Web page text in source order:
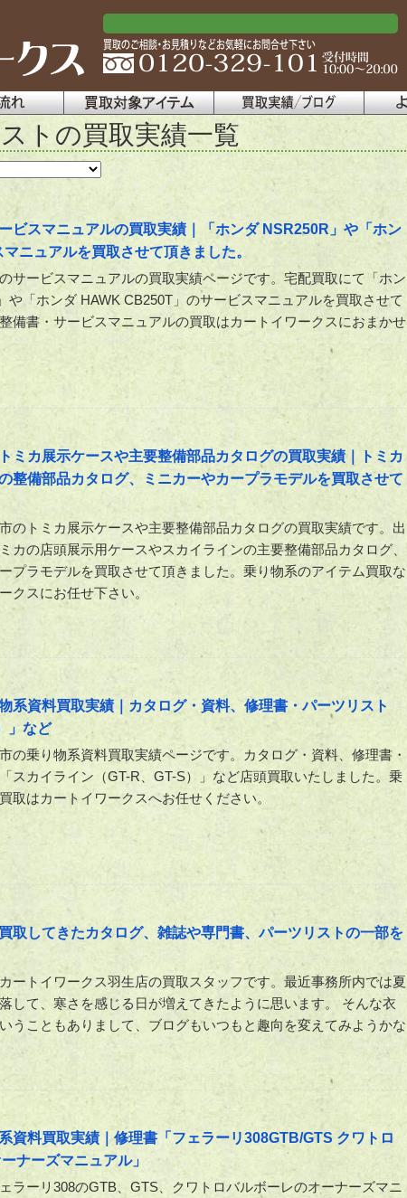
トの買取実績一覧
ビスマニュアルの買取実績｜「ホンダ NSR250R」や「ホン
ニュアルを買取させて頂きました。
サービスマニュアルの買取実績ページです。宅配買取にて「ホン
や「ホンダ HAWK CB250T」のサービスマニュアルを買取させて
備書・サービスマニュアルの買取はカートイワークスにおまかせ
ミカ展示ケースや主要整備部品カタログの買取実績｜トミカ
整備部品カタログ、ミニカーやカープラモデルを買取させて
のトミカ展示ケースや主要整備部品カタログの買取実績です。出
カの店頭展示用ケースやスカイラインの主要整備部品カタログ、
プラモデルを買取させて頂きました。乗り物系のアイテム買取な
クスにお任せ下さい。
系資料買取実績｜カタログ・資料、修理書・パーツリスト
」など
の乗り物系資料買取実績ページです。カタログ・資料、修理書・
スカイライン（GT-R、GT-S）」など店頭買取いたしました。乗
取はカートイワークスへお任せください。
取してきたカタログ、雑誌や専門書、パーツリストの一部を
ートイワークス羽生店の買取スタッフです。最近事務所内では夏
して、寒さを感じる日が増えてきたように思います。 そんな衣
うこともありまして、ブログもいつもと趣向を変えてみようかな
資料買取実績｜修理書「フェラーリ308GTB/GTS クワトロ
ナーズマニュアル」
ラーリ308のGTB、GTS、クワトロバルボーレのオーナーズマニ